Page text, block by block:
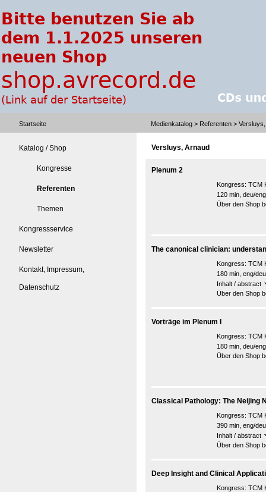
Startseite Medienkatalog > Referenten >
Katalog / Shop
Kongresse
Referenten
Themen
Kongressservice
Newsletter
Kontakt, Impressum,
Datenschutz
Versluys, Arnaud
Plenum 2
Kongress: TCM
120 min, deu/eng
Über den Shop
The canonical clinician:
Kongress: TCM
180 min, eng/deu
Inhalt / abstract
Über den Shop
Vorträge im Plenum I
Kongress: TCM
180 min, deu/eng
Über den Shop
Classical Pathology: The Neijing
Kongress: TCM
390 min, eng/deu
Inhalt / abstract
Über den Shop
Deep Insight and Clinical
Kongress: TCM